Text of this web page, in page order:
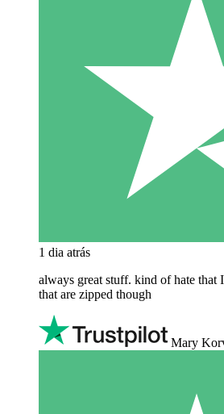
1 dia atrás
always great stuff. kind of hate that
that are zipped though
Mary